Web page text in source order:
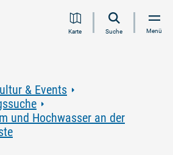
Inhalt
Navigation
Volltextsuche
FooterKarte Suche Menü
& Events
und Hochwasser an der